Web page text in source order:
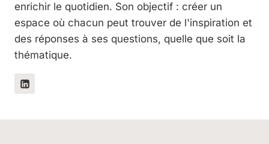
enrichir le quotidien. Son objectif : créer un
espace où chacun peut trouver de l'inspiration et
des réponses à ses questions, quelle que soit la
thématique.